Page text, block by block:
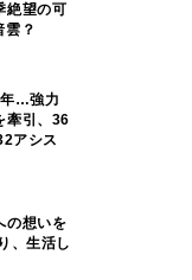
絶望の可
雲？
…強力
牽引、36
アシス
の想いを
、生活し